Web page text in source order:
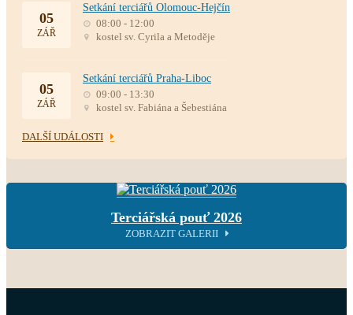
05
ZÁŘ
Setkání terciářů Olomouc-Hejčín
08:00 - 12:00
kostel sv. Cyrila a Metoděje
05
ZÁŘ
Setkání terciářů Praha-Liboc
09:00 - 13:30
kostel sv. Fabiána a Šebestiána
DALŠÍ UDÁLOSTI
Terciářská pouť 2026
ZOBRAZIT GALERII